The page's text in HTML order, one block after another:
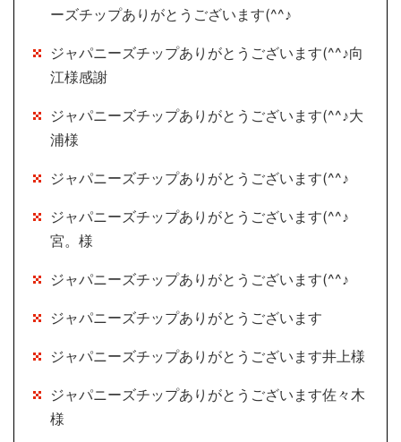
ーズチップありがとうございます(^^♪
ジャパニーズチップありがとうございます(^^♪向
江様感謝
ジャパニーズチップありがとうございます(^^♪大
浦様
ジャパニーズチップありがとうございます(^^♪
ジャパニーズチップありがとうございます(^^♪
宮。様
ジャパニーズチップありがとうございます(^^♪
ジャパニーズチップありがとうございます
ジャパニーズチップありがとうございます井上様
ジャパニーズチップありがとうございます佐々木
様